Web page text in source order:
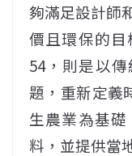
夠滿足設計師
價且環保的
54，則是以
題，重新定義
生農業為基
料，並提供當